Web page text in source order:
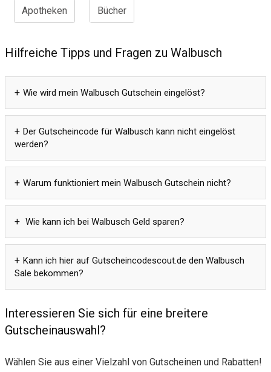
Apotheken Bücher
Hilfreiche Tipps und Fragen zu Walbusch
Wie wird mein Walbusch Gutschein eingelöst?
Der Gutscheincode für Walbusch kann nicht eingelöst
werden?
Warum funktioniert mein Walbusch Gutschein nicht?
Wie kann ich bei Walbusch Geld sparen?
Kann ich hier auf Gutscheincodescout.de den Walbusch
Sale bekommen?
Interessieren Sie sich für eine breitere
Gutscheinauswahl?
Wählen Sie aus einer Vielzahl von Gutscheinen und Rabatten!